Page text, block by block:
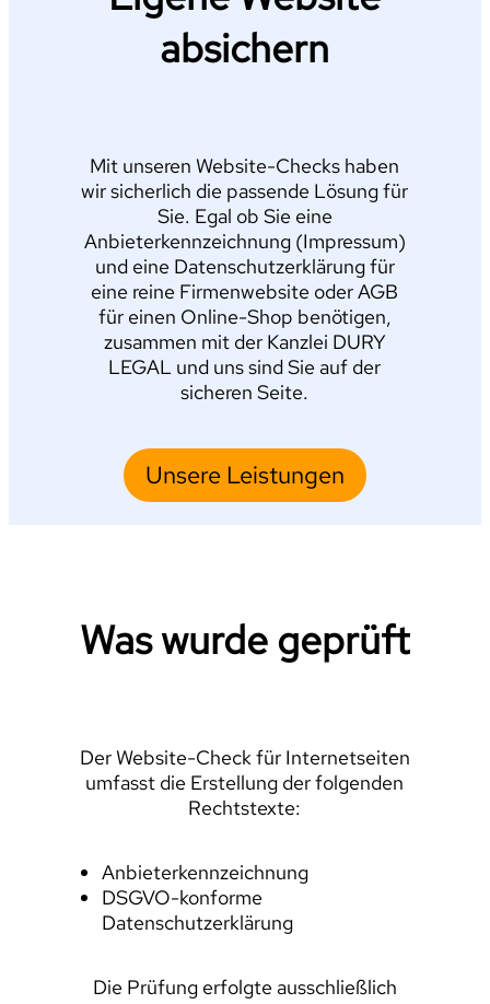
absichern
Mit unseren Website-Checks haben
wir sicherlich die passende Lösung für
Sie. Egal ob Sie eine
Anbieterkennzeichnung (Impressum)
und eine Datenschutzerklärung für
eine reine Firmenwebsite oder AGB
für einen Online-Shop benötigen,
zusammen mit der Kanzlei DURY
LEGAL und uns sind Sie auf der
sicheren Seite.
Unsere Leistungen
Was wurde geprüft
Der Website-Check für Internetseiten
umfasst die Erstellung der folgenden
Rechtstexte:
Anbieterkennzeichnung
DSGVO-konforme
Datenschutzerklärung
Die Prüfung erfolgte ausschließlich